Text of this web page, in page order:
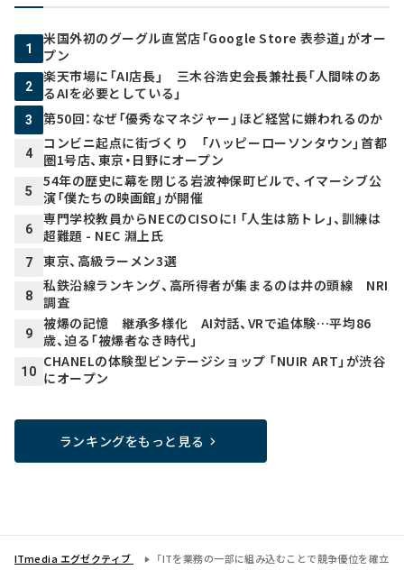
1
米国外初のグーグル直営店「Google Store 表参道」がオー
プン
2
楽天市場に「AI店長」 三木谷浩史会長兼社長「人間味のあ
るAIを必要としている」
3 第50回：なぜ「優秀なマネジャー」ほど経営に嫌われるのか
4
コンビニ起点に街づくり 「ハッピーローソンタウン」首都
圏1号店、東京・日野にオープン
5
54年の歴史に幕を閉じる岩波神保町ビルで、イマーシブ公
演「僕たちの映画館」が開催
6
専門学校教員からNECのCISOに! 「人生は筋トレ」、訓練は
超難題 - NEC 淵上氏
7 東京、高級ラーメン3選
8
私鉄沿線ランキング、高所得者が集まるのは井の頭線 NRI
調査
9
被爆の記憶 継承多様化 AI対話、VRで追体験…平均86
歳、迫る「被爆者なき時代」
10
CHANELの体験型ビンテージショップ 「NUIR ART」が渋谷
にオープン
ランキングをもっと見る
ITmedia エグゼクティブ 「ITを業務の一部に組み込むことで競争優位を確立